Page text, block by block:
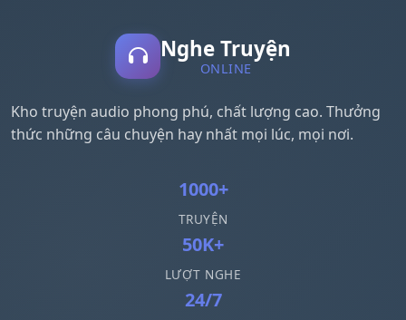
Nghe Truyện
ONLINE
Kho truyện audio phong phú, chất lượng cao. Thưởng
thức những câu chuyện hay nhất mọi lúc, mọi nơi.
1000+
TRUYỆN
50K+
LƯỢT NGHE
24/7